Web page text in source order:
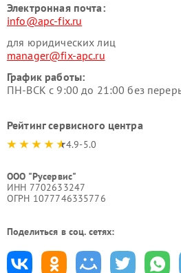
Электронная почта:
info@apc-fix.ru
для юридических лиц
manager@fix-apc.ru
График работы:
ПН-ВСК с 9:00 до 21:00 без
Рейтинг сервисного центра
4.9-5.0
ООО "Русервис"
ИНН 7702633247
ОГРН 1077746335776
Поделиться в соц. сетях: